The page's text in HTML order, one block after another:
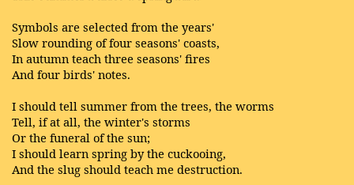
Symbols are selected from the years'
Slow rounding of four seasons' coasts,
In autumn teach three seasons' fires
And four birds' notes.
I should tell summer from the trees, the worms
Tell, if at all, the winter's storms
Or the funeral of the sun;
I should learn spring by the cuckooing,
And the slug should teach me destruction.